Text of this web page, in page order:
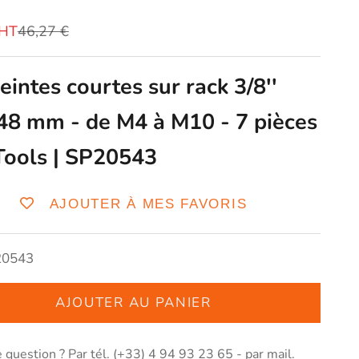
Prix normal
46,27 €
courtes sur rack 3/8''
mm - de M4 à M10 - 7 pièces
| SP20543
AJOUTER À MES FAVORIS
AJOUTER AU PANIER
question ? Par tél. (+33) 4 94 93 23 65 - par mail.